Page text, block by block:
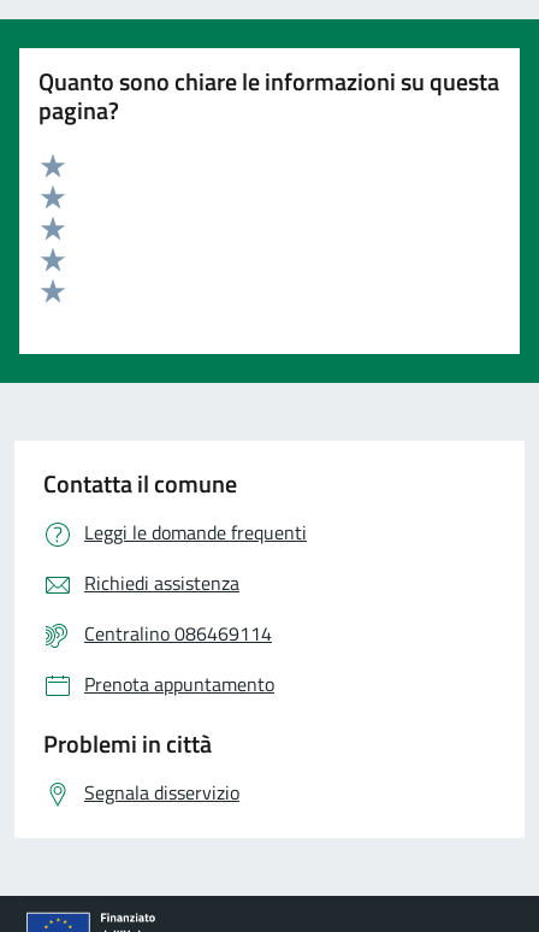
Quanto sono chiare le informazioni su questa
pagina?
Valuta 5 stelle su 5
Valuta 4 stelle su 5
Valuta 3 stelle su 5
Valuta 2 stelle su 5
Contatta il comune
Leggi le domande frequenti
Richiedi assistenza
Centralino 086469114
Prenota appuntamento
Problemi in città
Segnala disservizio